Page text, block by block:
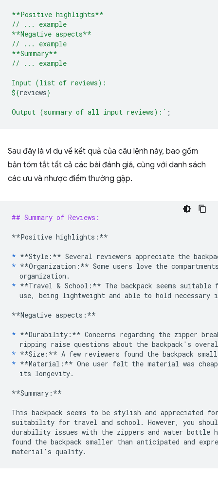
**Positive highlights**
// ... example
**Negative aspects**
// ... example
**Summary**
// ... example
Input (list of reviews):
${reviews}
Output (summary of all input reviews):` ;
Sau đây là ví dụ về kết quả của câu lệnh này, bao gồm
bản tóm tắt tất cả các bài đánh giá, cùng với danh sách
các ưu và nhược điểm thường gặp.
## Summary of Reviews:
**Positive highlights:**
* **Style:**
* **Organization:** Some users love the
* **Travel & School:** The backpack seems
use, being lightweight and able to hold necessary
**Negative aspects:**
* **Durability:** Concerns regarding the zipper
* **Size:**
* **Material:** One user felt the material was
  its longevity.
**Summary:**
This backpack seems to be stylish and appreciated
suitability for travel and school. However, you
durability issues with the zippers and water bottle
found the backpack smaller than anticipated and